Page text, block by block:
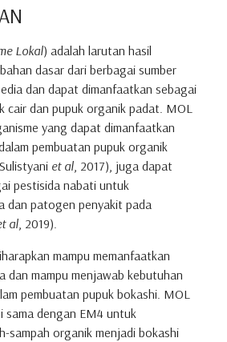
Lokal) adalah larutan hasil
dasar dari berbagai sumber
dan dapat dimanfaatkan sebagai
cair dan pupuk organik padat. MOL
yang dapat dimanfaatkan
pembuatan pupuk organik
et al , 2017), juga dapat
pestisida nabati untuk
dan patogen penyakit pada
al , 2019).
mampu memanfaatkan
dan mampu menjawab kebutuhan
pembuatan pupuk bokashi. MOL
sama dengan EM4 untuk
sampah organik menjadi bokashi